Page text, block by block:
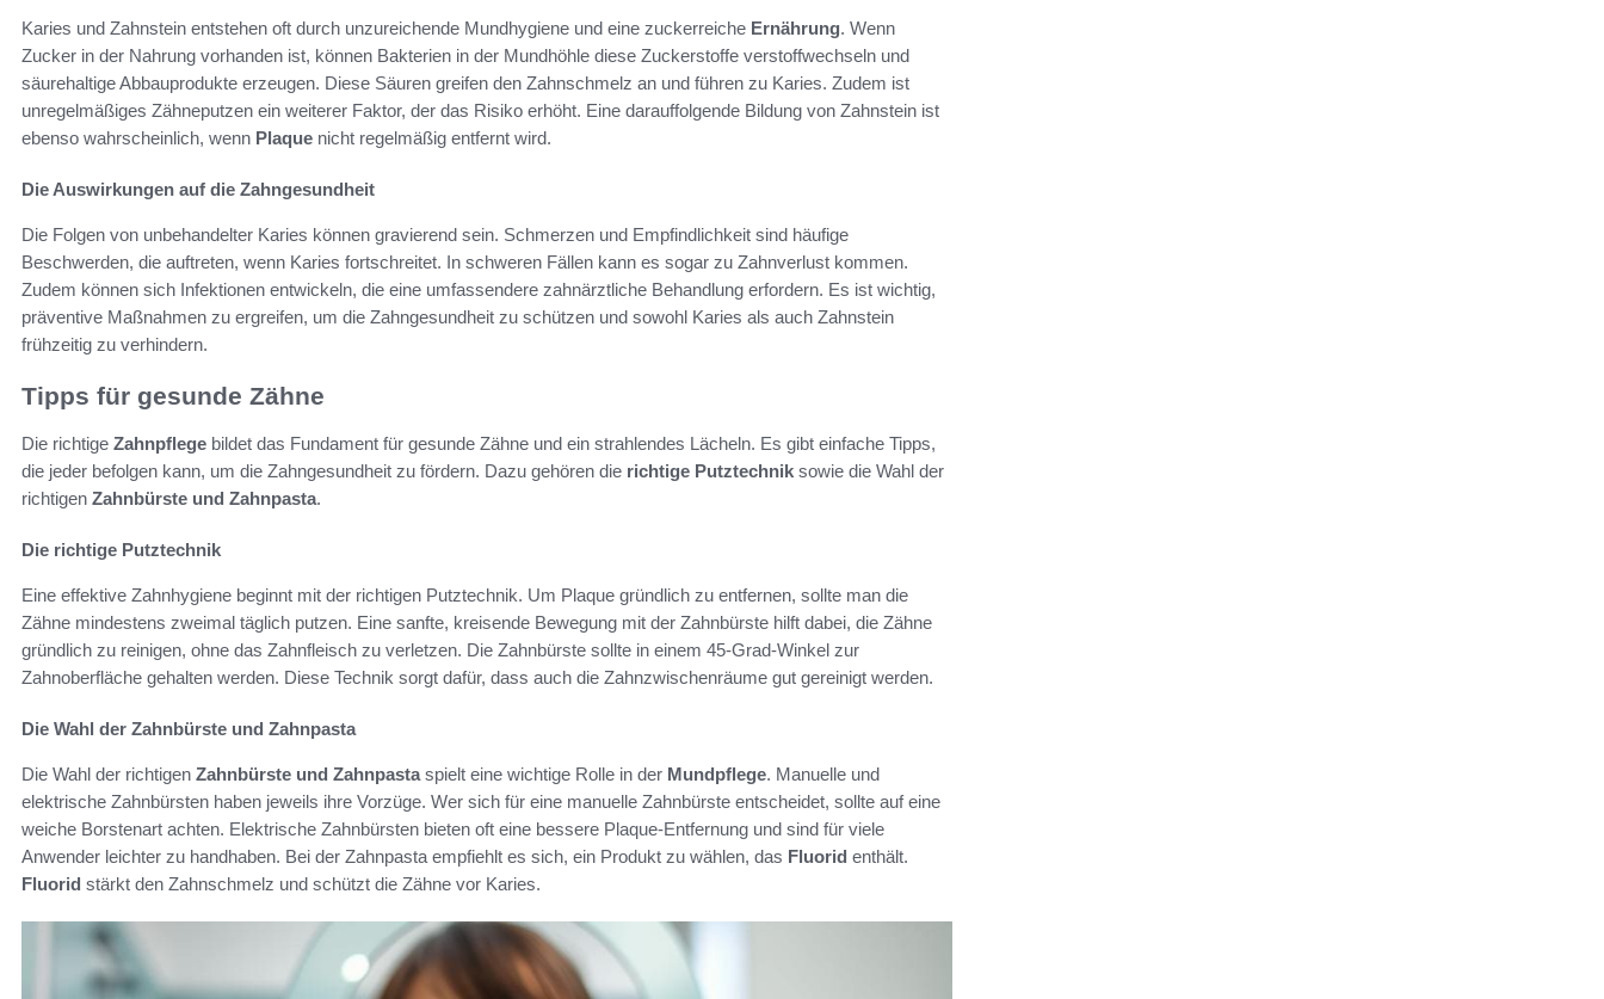
Karies und Zahnstein entstehen oft durch unzureichende Mundhygiene und eine zuckerreiche Ernährung. Wenn
Zucker in der Nahrung vorhanden ist, können Bakterien in der Mundhöhle diese Zuckerstoffe verstoffwechseln und
säurehaltige Abbauprodukte erzeugen. Diese Säuren greifen den Zahnschmelz an und führen zu Karies. Zudem ist
unregelmäßiges Zähneputzen ein weiterer Faktor, der das Risiko erhöht. Eine darauffolgende Bildung von Zahnstein ist
ebenso wahrscheinlich, wenn Plaque nicht regelmäßig entfernt wird.
Die Auswirkungen auf die Zahngesundheit
Die Folgen von unbehandelter Karies können gravierend sein. Schmerzen und Empfindlichkeit sind häufige
Beschwerden, die auftreten, wenn Karies fortschreitet. In schweren Fällen kann es sogar zu Zahnverlust kommen.
Zudem können sich Infektionen entwickeln, die eine umfassendere zahnärztliche Behandlung erfordern. Es ist wichtig,
präventive Maßnahmen zu ergreifen, um die Zahngesundheit zu schützen und sowohl Karies als auch Zahnstein
frühzeitig zu verhindern.
Tipps für gesunde Zähne
Die richtige Zahnpflege bildet das Fundament für gesunde Zähne und ein strahlendes Lächeln. Es gibt einfache Tipps,
die jeder befolgen kann, um die Zahngesundheit zu fördern. Dazu gehören die richtige Putztechnik sowie die Wahl der
richtigen Zahnbürste und Zahnpasta.
Die richtige Putztechnik
Eine effektive Zahnhygiene beginnt mit der richtigen Putztechnik. Um Plaque gründlich zu entfernen, sollte man die
Zähne mindestens zweimal täglich putzen. Eine sanfte, kreisende Bewegung mit der Zahnbürste hilft dabei, die Zähne
gründlich zu reinigen, ohne das Zahnfleisch zu verletzen. Die Zahnbürste sollte in einem 45-Grad-Winkel zur
Zahnoberfläche gehalten werden. Diese Technik sorgt dafür, dass auch die Zahnzwischenräume gut gereinigt werden.
Die Wahl der Zahnbürste und Zahnpasta
Die Wahl der richtigen Zahnbürste und Zahnpastaspielt eine wichtige Rolle in der Mundpflege. Manuelle und
elektrische Zahnbürsten haben jeweils ihre Vorzüge. Wer sich für eine manuelle Zahnbürste entscheidet, sollte auf eine
weiche Borstenart achten. Elektrische Zahnbürsten bieten oft eine bessere Plaque-Entfernung und sind für viele
Anwender leichter zu handhaben. Bei der Zahnpasta empfiehlt es sich, ein Produkt zu wählen, das Fluorid enthält.
Fluorid stärkt den Zahnschmelz und schützt die Zähne vor Karies.